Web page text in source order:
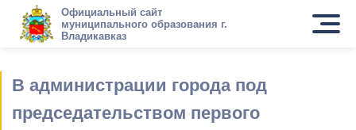
Официальный сайт
муниципального образования г.
Владикавказ
В администрации города под
председательством первого